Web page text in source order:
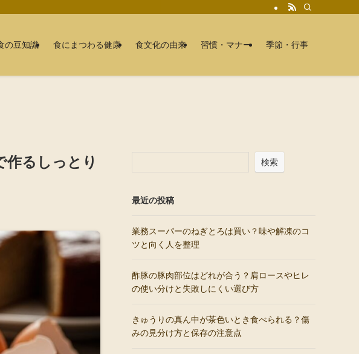
の豆知識 食にまつわる健康 食文化の由来 習慣・マナー 季節・行事
るしっとり
検索
最近の投稿
業務スーパーのねぎとろは買い？味や解凍のコ
ツと向く人を整理
酢豚の豚肉部位はどれが合う？肩ロースやヒレ
の使い分けと失敗しにくい選び方
きゅうりの真ん中が茶色いとき食べられる？傷
みの見分け方と保存の注意点